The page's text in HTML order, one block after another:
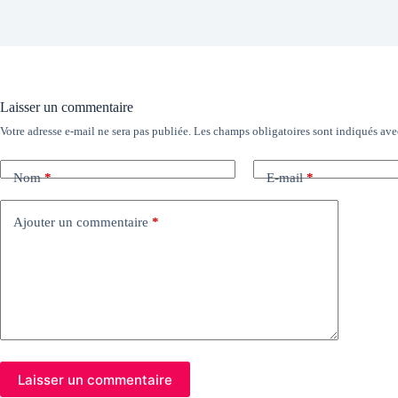
Laisser un commentaire
Votre adresse e-mail ne sera pas publiée. Les champs obligatoires sont indiqués
Nom* E-mail*
Ajouter un commentaire *
Laisser un commentaire